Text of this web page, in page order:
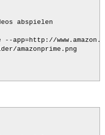
abspielen
--app=http://
amazonprime.png